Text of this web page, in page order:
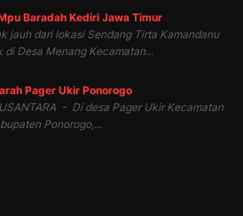
Baradah Kediri Jawa Timur
jauh dari lokasi Sendang Tirta Kamandanu
di Desa Menang Kecamatan...
Pager Ukir Ponorogo
- Di desa Pager Ukir Kecamatan
Ponorogo,...